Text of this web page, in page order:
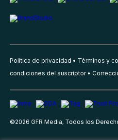
Política de privacidad Términos y
condiciones del suscriptor
©2026 GFR Media, Todos los